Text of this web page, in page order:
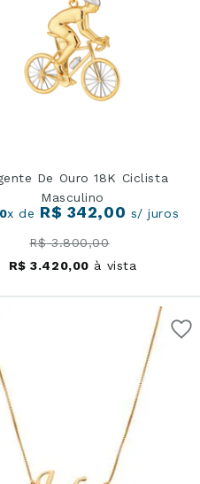
De Ouro 18K Ciclista
Masculino
x de R$ 342,00 s/ juros
R$ 3.800,00
R$ 3.420,00 à vista